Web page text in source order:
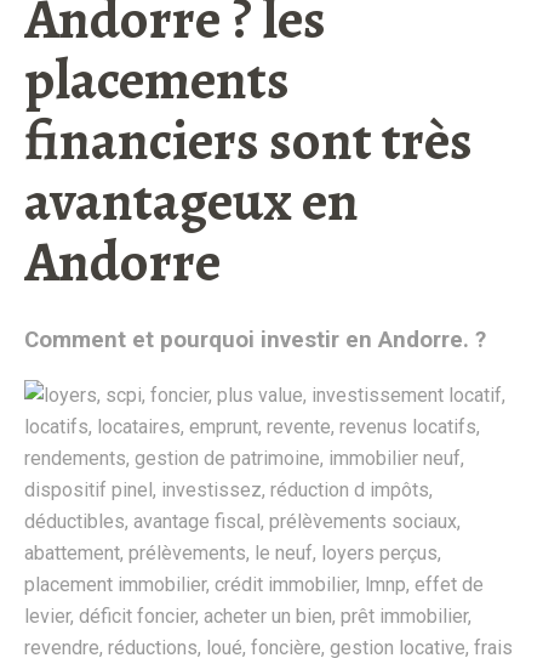
Andorre ? les
placements
financiers sont très
avantageux en
Andorre
Comment et pourquoi investir en Andorre. ?